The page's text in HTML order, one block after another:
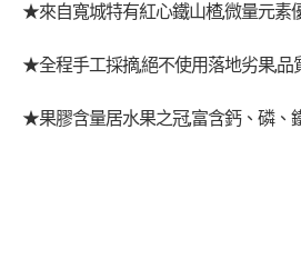
★來自寬城特有紅心鐵山楂,微量元素
★全程手工採摘,絕不使用落地劣果,品
★果膠含量居水果之冠,富含鈣、磷、